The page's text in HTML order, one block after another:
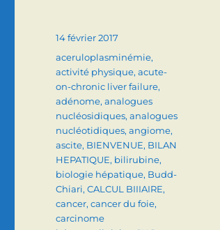
Publié
14 février 2017
Catégories
aceruloplasminémie,
activité physique,acute-
on-chronic liver failure,
adénome,analogues
nucléosidiques,analogues
nucléotidiques,angiome,
ascite, BIENVENUE, BILAN
HEPATIQUE, bilirubine,
biologie hépatique, Budd-
Chiari,CALCUL BIIIAIRE,
cancer,cancer du foie,
carcinome